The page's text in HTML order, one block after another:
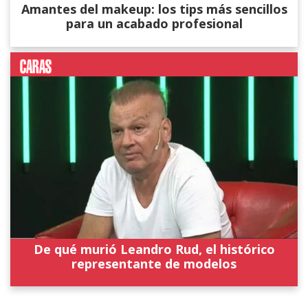
Amantes del makeup: los tips más sencillos
para un acabado profesional
De qué murió Leandro Rud, el histórico
representante de modelos